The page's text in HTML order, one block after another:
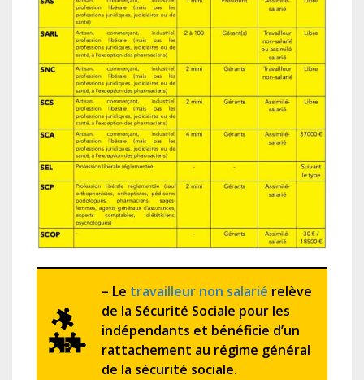
– Le travailleur non salarié relève
de la Sécurité Sociale pour les
indépendants et bénéficie d’un
rattachement au régime général
de la sécurité sociale.